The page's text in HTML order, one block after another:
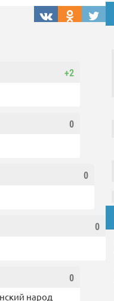
+2
0
0
0
0
народ